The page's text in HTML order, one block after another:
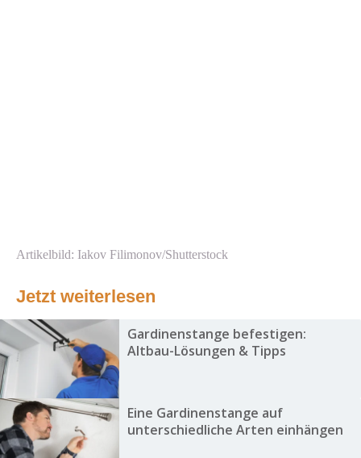
Artikelbild: Iakov Filimonov/Shutterstock
Jetzt weiterlesen
Gardinenstange befestigen:
Altbau-Lösungen & Tipps
Eine Gardinenstange auf
unterschiedliche Arten einhängen